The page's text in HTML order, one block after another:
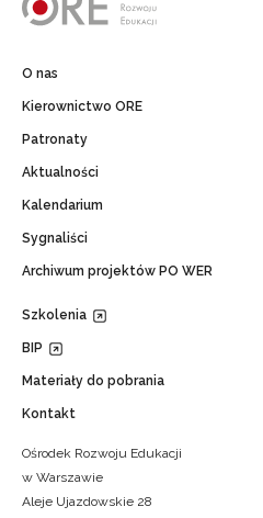
O nas
Kierownictwo ORE
Patronaty
Aktualności
Kalendarium
Sygnaliści
Archiwum projektów PO WER
Szkolenia
BIP
Materiały do pobrania
Kontakt
Ośrodek Rozwoju Edukacji
w Warszawie
Aleje Ujazdowskie 28